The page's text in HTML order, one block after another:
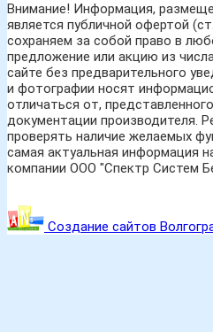
Внимание! Информация,
является публичной офертой
сохраняем за собой право в
предложение или акцию из
сайте без предварительного
и фотографии носят
отличаться от,
документации производителя.
проверять наличие желаемых
самая актуальная информация
компании ООО "Спектр Систем
Создание сайтов